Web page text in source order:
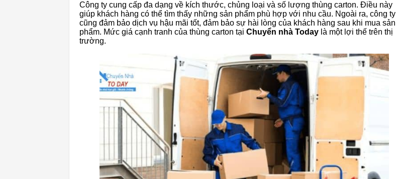
Công ty cung cấp đa dạng về kích thước, chủng loại và số lượng thùng carton. Điều này
giúp khách hàng có thể tìm thấy những sản phẩm phù hợp với nhu cầu. Ngoài ra, công ty
cũng đảm bảo dịch vụ hậu mãi tốt, đảm bảo sự hài lòng của khách hàng sau khi mua sản
phẩm. Mức giá cạnh tranh của thùng carton tại Chuyển nhà Today là một lợi thế trên thị
trường.